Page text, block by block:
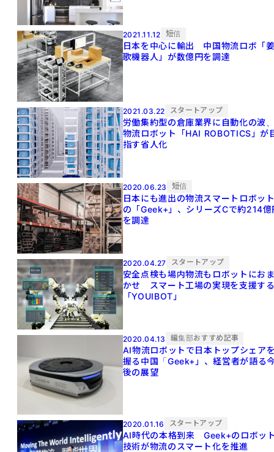
2021.11.12 短信
日本を中心に輸出 中国物流ロボ「
歌機器人」が数億円を調達
2021.03.22 スタートアップ
労働集約型の倉庫業界に自動化の波
物流ロボット「HAI ROBOTICS」が
指す省人化
2020.06.23 短信
日本にも進出の物流スマートロボッ
の「Geek+」、シリーズCで約214億
を調達
2020.04.27 スタートアップ
安全点検も場内物流もロボットにお
かせ スマート工場の実現を支援す
「YOUIBOT」
2020.04.13 編集部おすすめ記事
AI物流ロボットで日本トップシェア
握る中国「Geek+」、経営者が語る
後の展望
2020.01.16 スタートアップ
AI時代の本格到来 Geek+のロボッ
技術が物流のスマート化を推進